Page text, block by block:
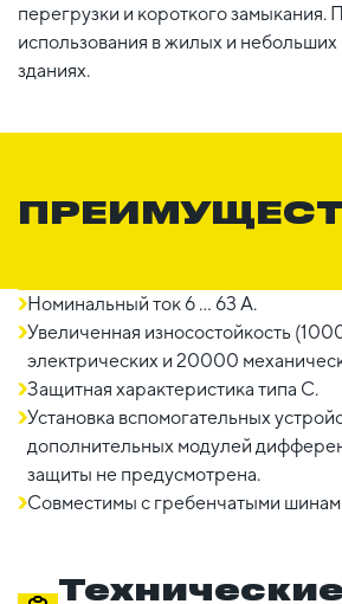
перегрузки и короткого замыкания.
использования в жилых и
зданиях.
Номинальный ток 6 ... 63 A.
Увеличенная износостойкость
электрических и 20000
Защитная характеристика типа C.
Установка вспомогательных
дополнительных модулей
защиты не предусмотрена.
Совместимы с гребенчатыми
Технические